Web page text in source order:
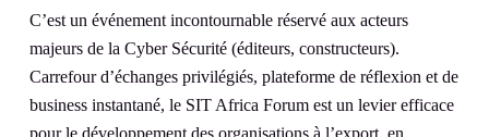
C’est un événement incontournable réservé aux acteurs
majeurs de la Cyber Sécurité (éditeurs, constructeurs).
Carrefour d’échanges privilégiés, plateforme de réflexion et de
business instantané, le SIT Africa Forum est un levier efficace
pour le développement des organisations à l’export, en